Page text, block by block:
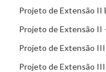
Projeto de Extensão II
Projeto de Extensão II
Projeto de Extensão III
Projeto de Extensão III